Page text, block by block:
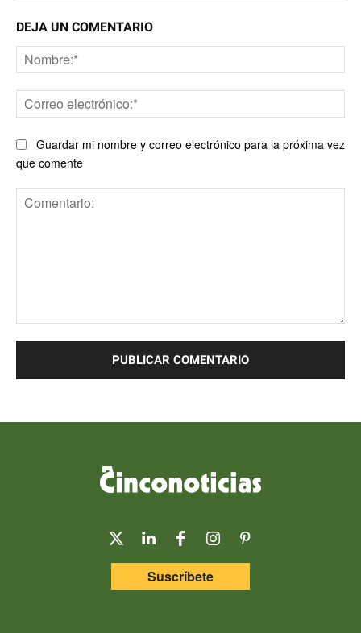
DEJA UN COMENTARIO
Guardar mi nombre y correo electrónico para la próxima vez
que comente
Suscríbete